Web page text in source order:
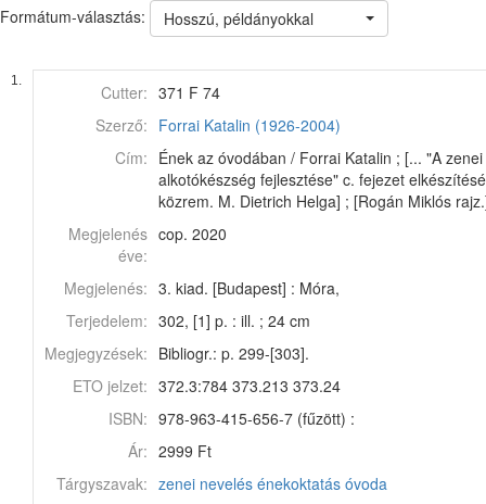
Formátum-választás: Hosszú, példányokkal
1.
Cutter: 371 F 74
Szerző: Forrai Katalin (1926-2004)
Cím: Ének az óvodában / Forrai Katalin ; [... "A zenei
alkotókészség fejlesztése" c. fejezet
közrem. M. Dietrich Helga] ; [Rogán Miklós
Megjelenés
éve:
cop. 2020
Megjelenés: 3. kiad. [Budapest] : Móra,
Terjedelem: 302, [1] p. : ill. ; 24 cm
Megjegyzések: Bibliogr.: p. 299-[303].
ETO jelzet: 372.3:784 373.213 373.24
ISBN: 978-963-415-656-7 (fűzött) :
Ár: 2999 Ft
Tárgyszavak: zenei nevelés énekoktatás óvoda